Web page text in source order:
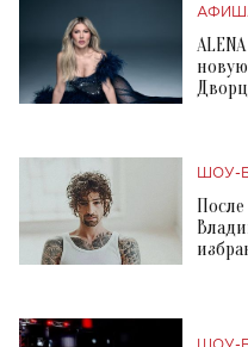
ШОУ-